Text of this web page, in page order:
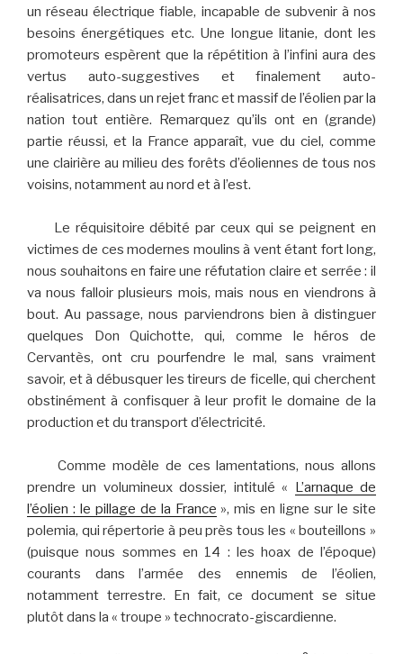
un réseau électrique fiable, incapable de subvenir à nos
besoins énergétiques etc. Une longue litanie, dont les
promoteurs espèrent que la répétition à l’infini aura des
vertus auto-suggestives et finalement auto-
réalisatrices, dans un rejet franc et massif de l’éolien par la
nation tout entière. Remarquez qu’ils ont en (grande)
partie réussi, et la France apparaît, vue du ciel, comme
une clairière au milieu des forêts d’éoliennes de tous nos
voisins, notamment au nord et à l’est.
Le réquisitoire débité par ceux qui se peignent en
victimes de ces modernes moulins à vent étant fort long,
nous souhaitons en faire une réfutation claire et serrée : il
va nous falloir plusieurs mois, mais nous en viendrons à
bout. Au passage, nous parviendrons bien à distinguer
quelques Don Quichotte, qui, comme le héros de
Cervantès, ont cru pourfendre le mal, sans vraiment
savoir, et à débusquer les tireurs de ficelle, qui cherchent
obstinément à confisquer à leur profit le domaine de la
production et du transport d’électricité.
Comme modèle de ces lamentations, nous allons
prendre un volumineux dossier, intitulé « L’arnaque de
l’éolien : le pillage de la France », mis en ligne sur le site
polemia, qui répertorie à peu près tous les « bouteillons »
(puisque nous sommes en 14 : les hoax de l’époque)
courants dans l’armée des ennemis de l’éolien,
notamment terrestre. En fait, ce document se situe
plutôt dans la « troupe » technocrato-giscardienne.